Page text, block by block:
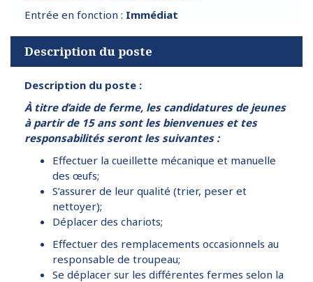
Entrée en fonction : Immédiat
Description du poste
Description du poste :
À titre d’aide de ferme, les candidatures de jeunes
à partir de 15 ans sont les bienvenues et tes
responsabilités seront les suivantes :
Effectuer la cueillette mécanique et manuelle
des œufs;
S’assurer de leur qualité (trier, peser et
nettoyer);
Déplacer des chariots;
Effectuer des remplacements occasionnels au
responsable de troupeau;
Se déplacer sur les différentes fermes selon la